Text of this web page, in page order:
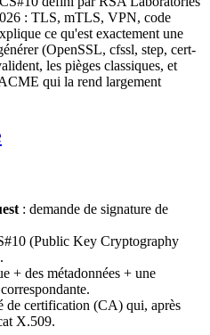
: TLS, mTLS, VPN, code
ce qu'est exactement une
(OpenSSL, cfssl, step, cert-
les pièges classiques, et
qui la rend largement
: demande de signature de
(Public Key Cryptography
+ des métadonnées + une
de certification (CA) qui, après
X.509.